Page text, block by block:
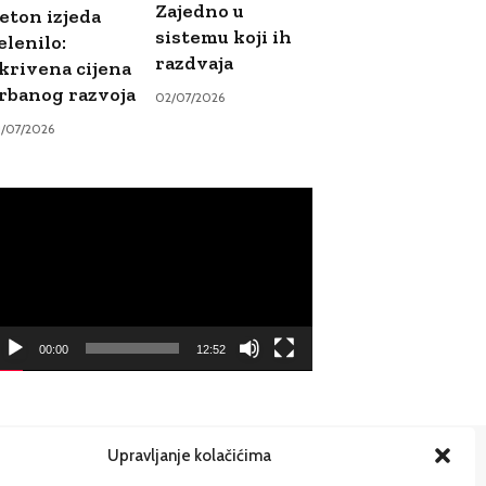
Upravljanje kolačićima
izjeda
cijena
razvoja
07/2026
Zajedno u
sistemu koji ih
razdvaja
02/07/2026
00:00 12:52